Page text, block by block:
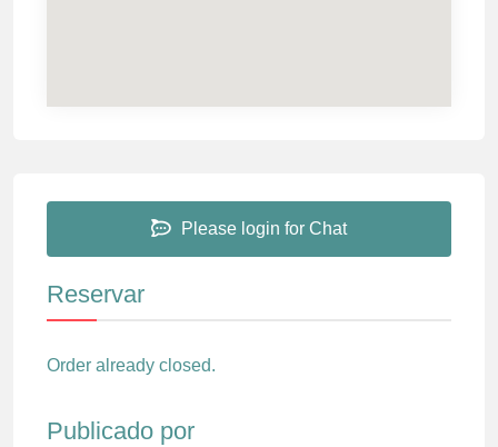
Please login for Chat
Reservar
Order already closed.
Publicado por